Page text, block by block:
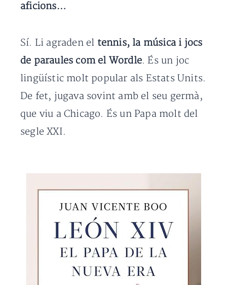
aficions…
Sí. Li agraden el tennis, la música i jocs
de paraules com el Wordle. És un joc
lingüístic molt popular als Estats Units.
De fet, jugava sovint amb el seu germà,
que viu a Chicago. És un Papa molt del
segle XXI.